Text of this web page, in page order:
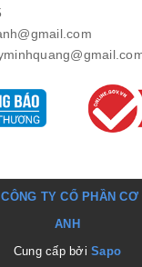
CÔNG TY CỔ PHẦN
ANH
Cung cấp bởiSapo